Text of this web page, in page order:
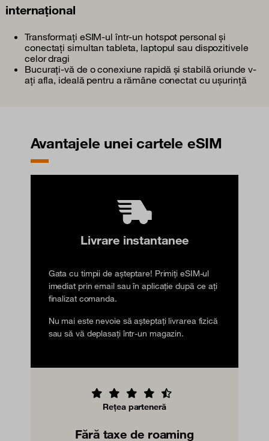
internațional
Transformați eSIM-ul într-un hotspot personal și
conectați simultan tableta, laptopul sau dispozitivele
celor dragi
Bucurați-vă de o conexiune rapidă și stabilă oriunde v-
ați afla, ideală pentru a rămâne conectat cu ușurință
Avantajele unei cartele eSIM
Livrare instantanee
Gata cu timpii de așteptare! Primiți eSIM-ul
imediat prin email sau în aplicație după ce ați
finalizat comanda.
Nu mai este nevoie să așteptați livrarea fizică
sau să vă deplasați într-un magazin.
Rețea parteneră
Fără taxe de roaming